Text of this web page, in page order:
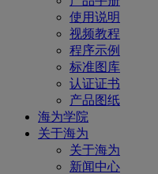
使用说明
视频教程
程序示例
标准图库
认证证书
产品图纸
海为学院
关于海为
关于海为
新闻中心